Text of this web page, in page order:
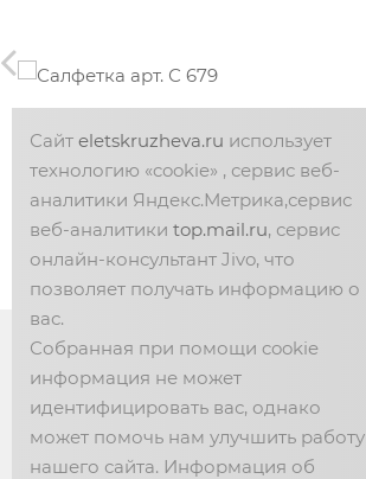
ЕЛЕЦКИЕ КРУЖЕВА
г. Елец, ул. Карла Маркса, 22
Сайт eletskruzheva.ru использует
технологию «cookie» , сервис веб-
аналитики Яндекс.Метрика,сервис
веб-аналитики top.mail.ru, сервис
онлайн-консультант Jivo, что
позволяет получать информацию о
вас.
Собранная при помощи cookie
информация не может
идентифицировать вас, однако
может помочь нам улучшить работу
нашего сайта. Информация об